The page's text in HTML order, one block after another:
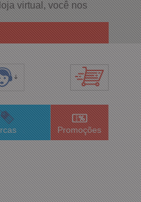
virtual, você nos
Promoções